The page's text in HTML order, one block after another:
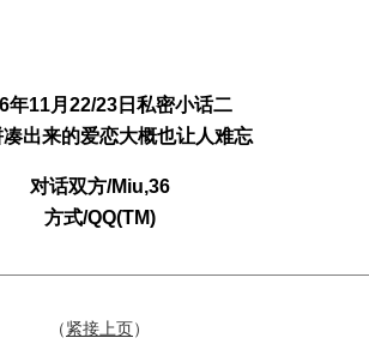
年11月22/23日私密小话二
凑出来的爱恋大概也让人难忘
对话双方/Miu,36
方式/QQ(TM)
（紧接上页）